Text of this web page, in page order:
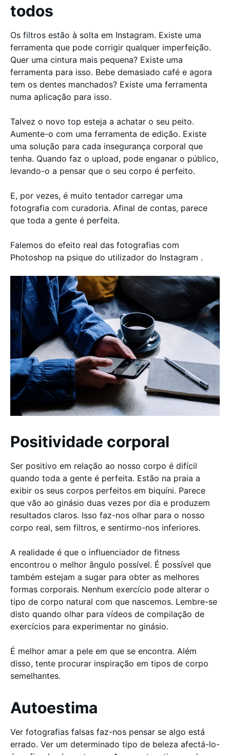
todos
Os filtros estão à solta em Instagram. Existe uma
ferramenta que pode corrigir qualquer imperfeição.
Quer uma cintura mais pequena? Existe uma
ferramenta para isso. Bebe demasiado café e agora
tem os dentes manchados? Existe uma ferramenta
numa aplicação para isso.
Talvez o novo top esteja a achatar o seu peito.
Aumente-o com uma ferramenta de edição. Existe
uma solução para cada insegurança corporal que
tenha. Quando faz o upload, pode enganar o público,
levando-o a pensar que o seu corpo é perfeito.
E, por vezes, é muito tentador carregar uma
fotografia com curadoria. Afinal de contas, parece
que toda a gente é perfeita.
Falemos do efeito real das fotografias com
Photoshop na psique do utilizador do Instagram .
Positividade corporal
Ser positivo em relação ao nosso corpo é difícil
quando toda a gente é perfeita. Estão na praia a
exibir os seus corpos perfeitos em biquíni. Parece
que vão ao ginásio duas vezes por dia e produzem
resultados claros. Isso faz-nos olhar para o nosso
corpo real, sem filtros, e sentirmo-nos inferiores.
A realidade é que o influenciador de fitness
encontrou o melhor ângulo possível. É possível que
também estejam a sugar para obter as melhores
formas corporais. Nenhum exercício pode alterar o
tipo de corpo natural com que nascemos. Lembre-se
disto quando olhar para vídeos de compilação de
exercícios para experimentar no ginásio.
É melhor amar a pele em que se encontra. Além
disso, tente procurar inspiração em tipos de corpo
semelhantes.
Autoestima
Ver fotografias falsas faz-nos pensar se algo está
errado. Ver um determinado tipo de beleza afectá-lo-